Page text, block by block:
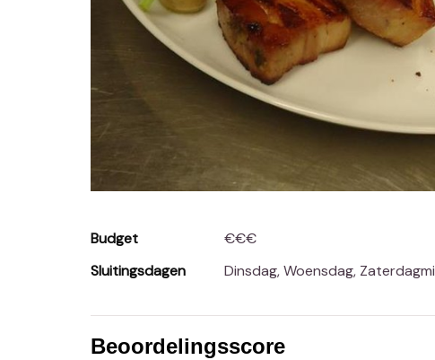
Budget
€€€
Sluitingsdagen
Dinsdag, Woensdag,
Beoordelingsscore